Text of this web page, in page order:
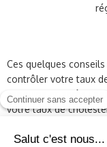
Ces quelques
contrôler votre taux
sanguine et après
votre taux de
qu’une simple
suffisante.Il est alors